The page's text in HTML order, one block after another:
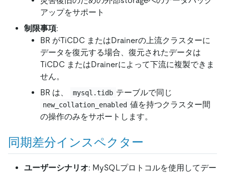
アップをサポート
制限事項:
BR がTiCDC またはDrainerの上流クラスターに
データを復元する場合、復元されたデータは
TiCDC またはDrainerによって下流に複製できま
せん。
BR は、
mysql.tidb テーブルで同じ
new_collation_enabled 値を持つクラスター間
の操作のみをサポートします。
同期差分インスペクター
ユーザーシナリオ: MySQLプロトコルを使用してデー